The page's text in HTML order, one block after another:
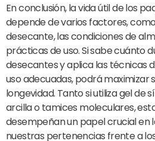
En conclusión, la vida útil de los
depende de varios factores,
desecante, las condiciones de
prácticas de uso. Si sabe cuánto
desecantes y aplica las técnicas
uso adecuadas, podrá maximizar
longevidad. Tanto si utiliza gel de
arcilla o tamices moleculares,
desempeñan un papel crucial en
nuestras pertenencias frente a